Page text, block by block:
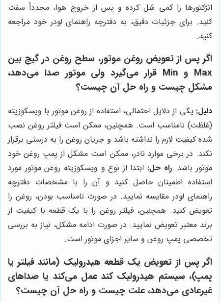
انژکتورها را کمی شل کرده و پس از خروج هوا، مجدداً سفت
کنید. برای جزئیات دقیق، به دفترچه راهنمای لودر خود مراجعه
کنید.
اگر پس از تعویض روغن موتور، سطح روغن در گیج بین
Max و Min قرار می‌گیرد ولی موتور صدا می‌دهد،
مشکل چیست و راه حل آن چیست؟
دلیل: یکی از دلایل احتمالی، استفاده از روغن موتور با ویسکوزیته
(غلظت) نامناسب است. همچنین، ممکن است فیلتر روغن نصب
شده کیفیت لازم را نداشته باشد و جریان روغن را به درستی برقرار
نکند. در برخی موارد نادر، ممکن است مشکل از پمپ روغن خود
موتور باشد.راه حل: ابتدا از نوع و ویسکوزیته روغن موتور مورد
استفاده اطمینان حاصل کنید و آن را با مشخصات دفترچه
راهنمای لودر مقایسه نمایید. در صورت نامناسب بودن، روغن را
تعویض کنید. همچنین، فیلتر روغن را با یک قطعه با کیفیت از
برند معتبر تعویض نمایید. در صورت ادامه مشکل، نیاز به بررسی
تخصصی پمپ روغن و سایر اجزای موتور است.
اگر پس از تعویض یک قطعه هیدرولیک (مانند فیلتر یا
پمپ)، سیستم هیدرولیک کند عمل می‌کند یا صداهای
غیرعادی می‌دهد، علت چیست و راه حل آن چیست؟